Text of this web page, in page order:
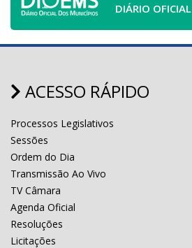
DIÁRIO OFICIAL
ACESSO RÁPIDO
Processos Legislativos
Sessões
Ordem do Dia
Transmissão Ao Vivo
TV Câmara
Agenda Oficial
Resoluções
Licitações